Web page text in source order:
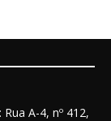
A-4, nº 412,